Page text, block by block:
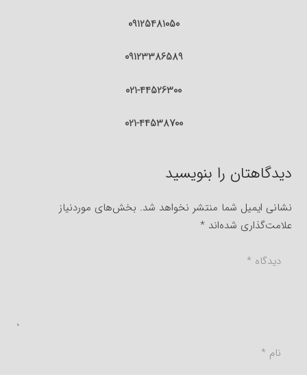
09125481050
09123386589
021-44526300
021-44538700
دیدگاهتان را بنویسید
نشانی ایمیل شما منتشر نخواهد شد. بخش‌های موردنیاز
علامت‌گذاری شده‌اند*